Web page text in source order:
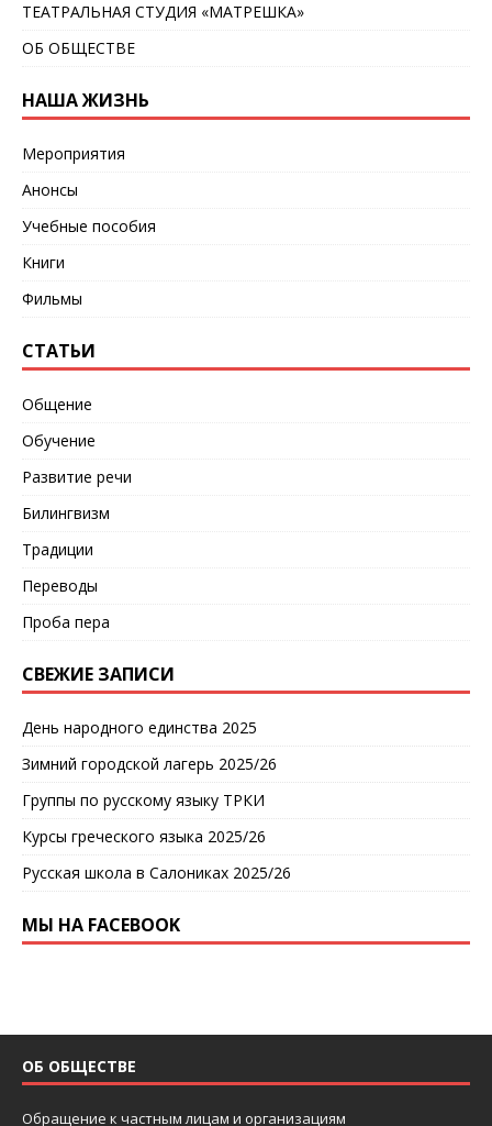
ТЕАТРАЛЬНАЯ СТУДИЯ «МАТРЕШКА»
ОБ ОБЩЕСТВЕ
НАША ЖИЗНЬ
Мероприятия
Анонсы
Учебные пособия
Книги
Фильмы
СТАТЬИ
Общение
Обучение
Развитие речи
Билингвизм
Традиции
Переводы
Проба пера
СВЕЖИЕ ЗАПИСИ
День народного единства 2025
Зимний городской лагерь 2025/26
Группы по русскому языку ТРКИ
Курсы греческого языка 2025/26
Русская школа в Салониках 2025/26
МЫ НА FACEBOOK
ОБ ОБЩЕСТВЕ
Обращение к частным лицам и организациям